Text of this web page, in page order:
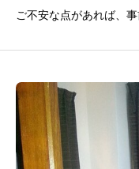
ご不安な点があれば、